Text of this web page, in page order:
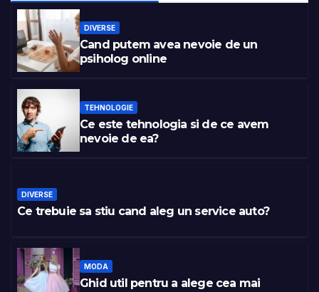
DIVERSE
Cand putem avea nevoie de un
psiholog online
TEHNOLOGIE
Ce este tehnologia si de ce avem
nevoie de ea?
DIVERSE
Ce trebuie sa stiu cand aleg un service auto?
MODA
Ghid util pentru a alege cea mai